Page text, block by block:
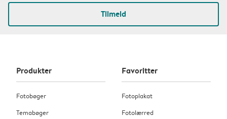
Tilmeld
Produkter
Fotobøger
Temabøger
Favoritter
Fotoplakat
Fotolærred